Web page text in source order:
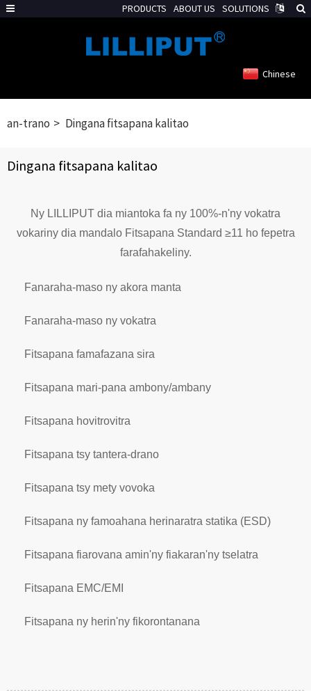
Chinese
an-trano Dingana fitsapana kalitao
Dingana fitsapana kalitao
Ny LILLIPUT dia miantoka fa ny 100%-n'ny vokatra
vokariny dia mandalo Fitsapana Standard ≥11 ho fepetra
farafahakeliny.
Fanaraha-maso ny akora manta
Fanaraha-maso ny vokatra
Fitsapana famafazana sira
Fitsapana mari-pana ambony/ambany
Fitsapana hovitrovitra
Fitsapana tsy tantera-drano
Fitsapana tsy mety vovoka
Fitsapana ny famoahana herinaratra statika (ESD)
Fitsapana fiarovana amin'ny fiakaran'ny tselatra
Fitsapana EMC/EMI
Fitsapana ny herin'ny fikorontanana
PRODUCTS ABOUT US SOLUTIONS